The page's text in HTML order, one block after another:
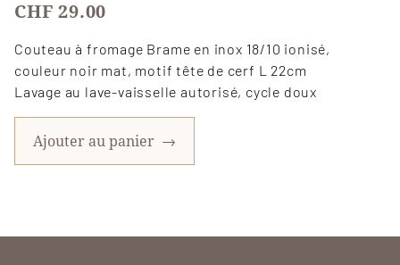
CHF 29.00
Couteau à fromage Brame en inox 18/10 ionisé,
couleur noir mat, motif tête de cerf L 22cm
Lavage au lave-vaisselle autorisé, cycle doux
Ajouter au panier →